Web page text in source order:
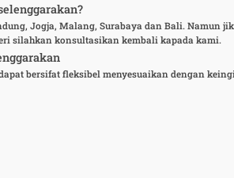
Jogja, Malang, Surabaya dan Bali. Namun
silahkan konsultasikan kembali kapada kami.
bersifat fleksibel menyesuaikan dengan